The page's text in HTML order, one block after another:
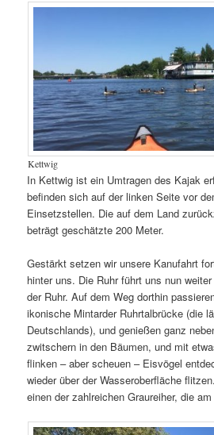
Kettwig
In Kettwig ist ein Umtragen des Kajak
befinden sich auf der linken Seite vor
Einsetzstellen. Die auf dem Land
beträgt geschätzte 200 Meter.
Gestärkt setzen wir unsere Kanufahrt
hinter uns. Die Ruhr führt uns nun
der Ruhr. Auf dem Weg dorthin
ikonische Mintarder Ruhrtalbrücke (die
Deutschlands), und genießen ganz
zwitschern in den Bäumen, und mit
flinken – aber scheuen – Eisvögel
wieder über der Wasseroberfläche
einen der zahlreichen Graureiher, die